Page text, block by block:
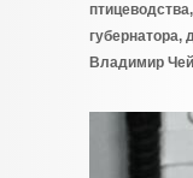
губернатора,
Владимир